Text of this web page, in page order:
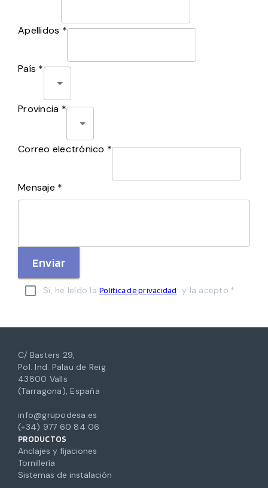
Apellidos *
País *
Provincia *
Correo electrónico *
Mensaje *
Enviar
Sí, he leído la Política de privacidad y la acepto.*
C/ Basters 29,
Pol. Ind. Palau de Reig
43800 Valls
(Tarragona), España
info@grupodesa.es
(+34) 977 60 84 06
PRODUCTOS
Anclajes y fijaciones
Tornillería
Sistemas de instalación